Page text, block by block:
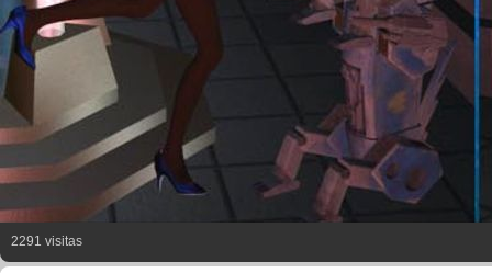
2291 visitas